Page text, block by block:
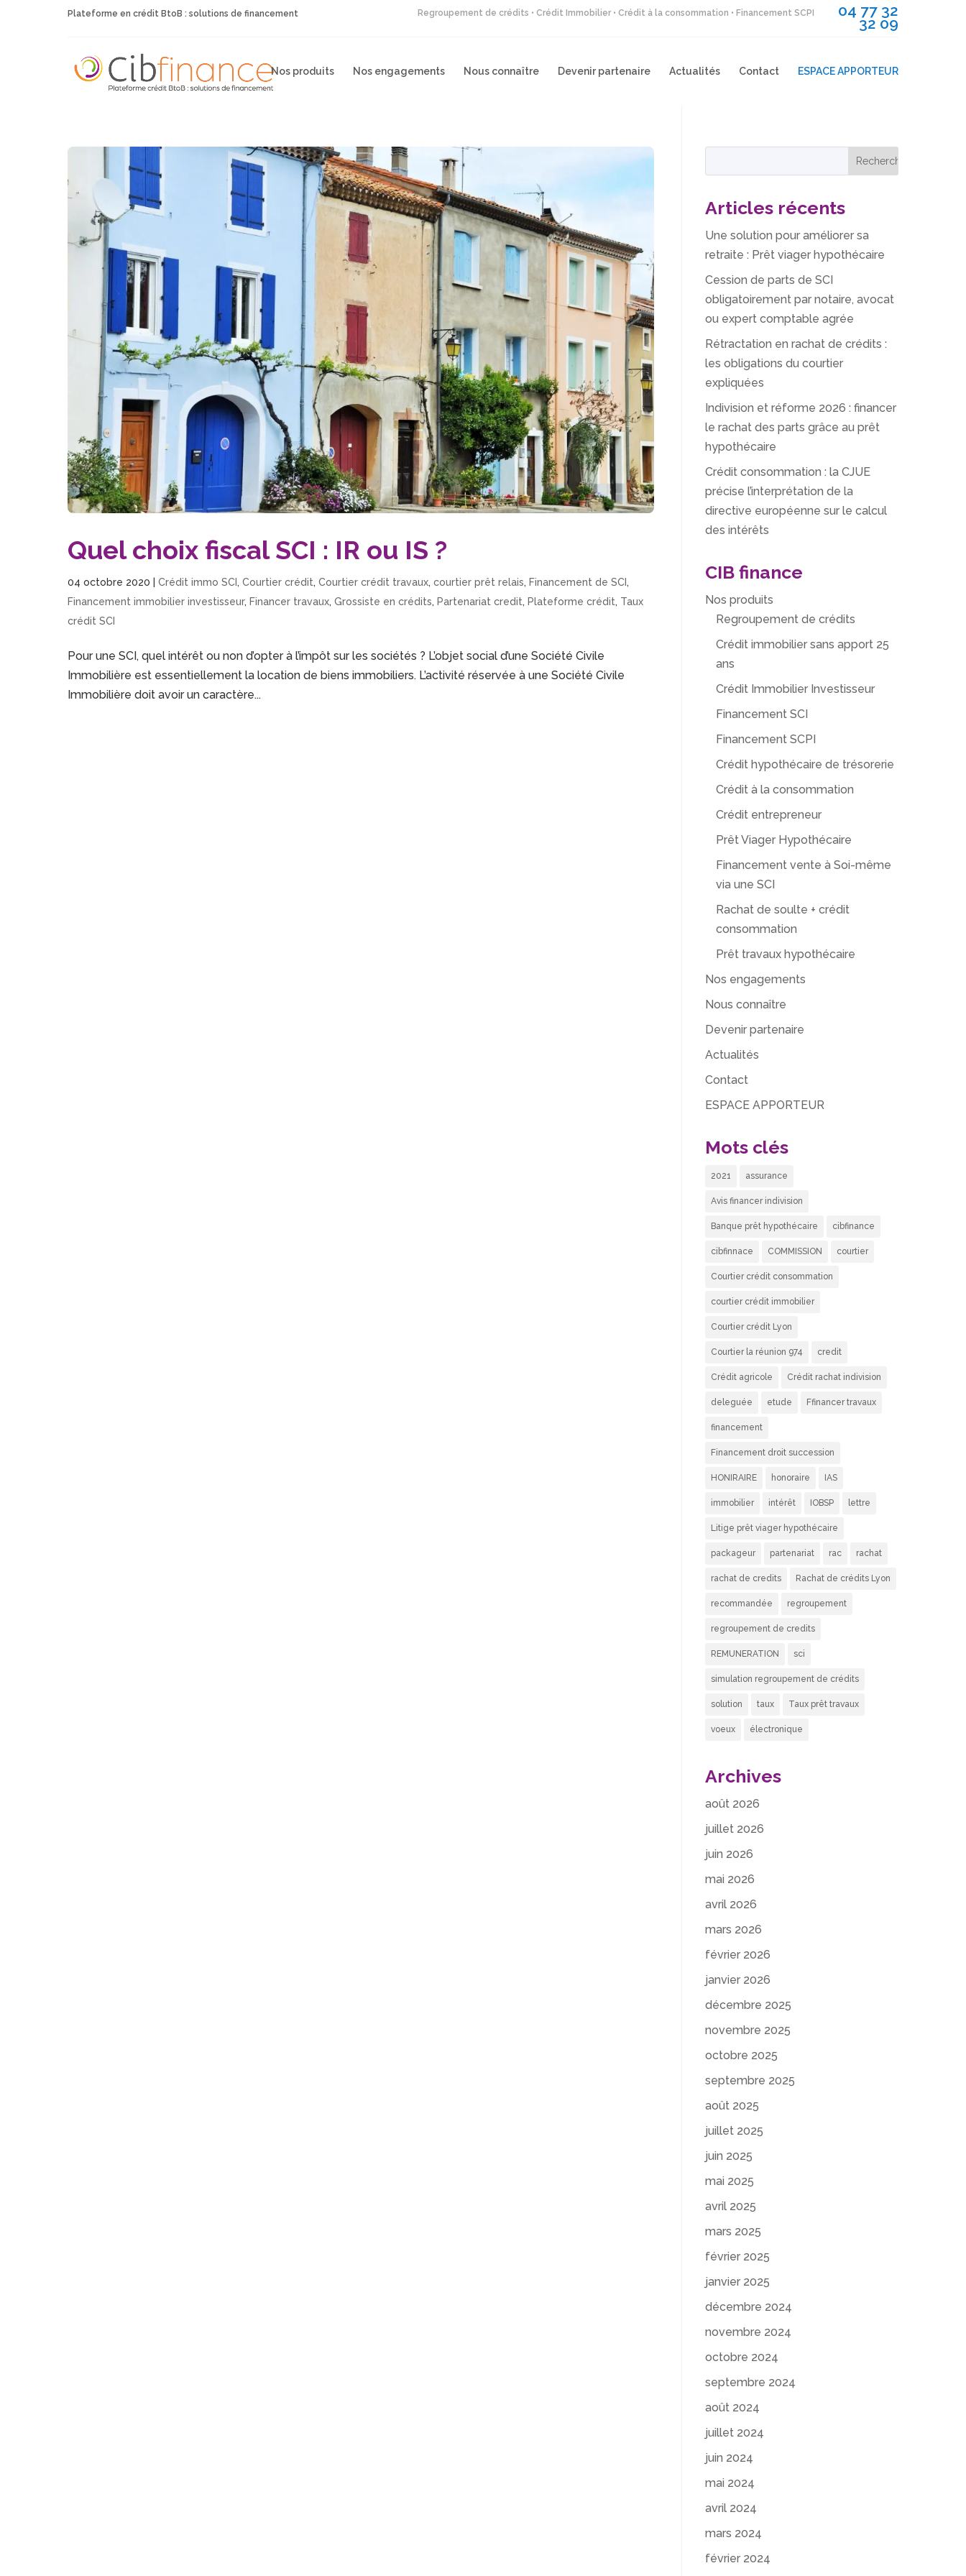
Plateforme en crédit BtoB : solutions de financement Regroupement de crédits • Crédit Immobilier • Crédit à la consommation • Financement SCPI 04 77 32
32 09
Nos produits Nos engagements Nous connaître Devenir partenaire Actualités Contact ESPACE APPORTEUR
Quel choix fiscal SCI : IR ou IS ?
04 octobre 2020 |Crédit immo SCI ,Courtier crédit,Courtier crédit travaux,courtier prêt relais, Financement de SCI ,
Financement immobilier investisseur, Financer travaux,Grossiste en crédits, Partenariat credit, Plateforme crédit, Taux
crédit SCI
Pour une SCI, quel intérêt ou non d’opter à l’impôt sur les sociétés ? L’objet social d’une Société Civile
Immobilière est essentiellement la location de biens immobiliers. L’activité réservée à une Société Civile
Immobilière doit avoir un caractère...
Articles récents
Une solution pour améliorer sa
retraite : Prêt viager hypothécaire
Cession de parts de SCI
obligatoirement par notaire, avocat
ou expert comptable agrée
Rétractation en rachat de crédits :
les obligations du courtier
expliquées
Indivision et réforme 2026 : financer
le rachat des parts grâce au prêt
hypothécaire
Crédit consommation : la CJUE
précise l’interprétation de la
directive européenne sur le calcul
des intérêts
CIB finance
Nos produits
Regroupement de crédits
Crédit immobilier sans apport 25
ans
Crédit Immobilier Investisseur
Financement SCI
Financement SCPI
Crédit hypothécaire de trésorerie
Crédit à la consommation
Crédit entrepreneur
Prêt Viager Hypothécaire
Financement vente à Soi-même
via une SCI
Rachat de soulte + crédit
consommation
Prêt travaux hypothécaire
Nos engagements
Nous connaître
Devenir partenaire
Actualités
Contact
ESPACE APPORTEUR
Mots clés
2021 assurance
Avis financer indivision
Banque prêt hypothécaire cibfinance
cibfinnace COMMISSION courtier
Courtier crédit consommation
courtier crédit immobilier
Courtier crédit Lyon
Courtier la réunion 974 credit
Crédit agricole Crédit rachat indivision
deleguée etude Ffinancer travaux
financement
Financement droit succession
HONIRAIRE honoraire IAS
immobilier intérêt IOBSP lettre
Litige prêt viager hypothécaire
packageur partenariat rac rachat
rachat de credits Rachat de crédits Lyon
recommandée regroupement
regroupement de credits
REMUNERATION sci
simulation regroupement de crédits
solution taux Taux prêt travaux
voeux électronique
Archives
août 2026
juillet 2026
juin 2026
mai 2026
avril 2026
mars 2026
février 2026
janvier 2026
décembre 2025
novembre 2025
octobre 2025
septembre 2025
août 2025
juillet 2025
juin 2025
mai 2025
avril 2025
mars 2025
février 2025
janvier 2025
décembre 2024
novembre 2024
octobre 2024
septembre 2024
août 2024
juillet 2024
juin 2024
mai 2024
avril 2024
mars 2024
février 2024